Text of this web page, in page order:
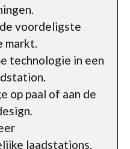
de voordeligste
markt.
technologie in een
op paal of aan de
laadstations.